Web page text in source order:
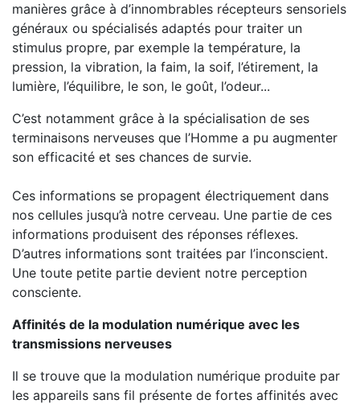
manières grâce à d’innombrables récepteurs sensoriels
généraux ou spécialisés adaptés pour traiter un
stimulus propre, par exemple la température, la
pression, la vibration, la faim, la soif, l’étirement, la
lumière, l’équilibre, le son, le goût, l’odeur...
C’est notamment grâce à la spécialisation de ses
terminaisons nerveuses que l’Homme a pu augmenter
son efficacité et ses chances de survie.
Ces informations se propagent électriquement dans
nos cellules jusqu’à notre cerveau. Une partie de ces
informations produisent des réponses réflexes.
D’autres informations sont traitées par l’inconscient.
Une toute petite partie devient notre perception
consciente.
Affinités de la modulation numérique avec les
transmissions nerveuses
Il se trouve que la modulation numérique produite par
les appareils sans fil présente de fortes affinités avec